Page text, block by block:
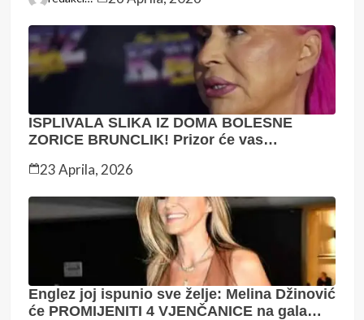
SVE – ŽENU Nl DA
SP0MENE …
ISPLIVALA SLIKA IZ DOMA BOLESNE
ZORICE BRUNCLIK! Prizor će vas
23 Aprila, 2026
Englez joj ispunio sve želje: Melina Džinović
će PROMIJENITI 4 VJENČANICE na gala